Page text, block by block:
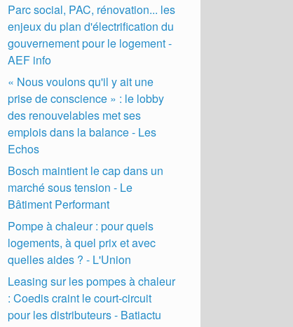
Parc social, PAC, rénovation... les
enjeux du plan d'électrification du
gouvernement pour le logement -
AEF info
« Nous voulons qu'il y ait une
prise de conscience » : le lobby
des renouvelables met ses
emplois dans la balance - Les
Echos
Bosch maintient le cap dans un
marché sous tension - Le
Bâtiment Performant
Pompe à chaleur : pour quels
logements, à quel prix et avec
quelles aides ? - L'Union
Leasing sur les pompes à chaleur
: Coedis craint le court-circuit
pour les distributeurs - Batiactu